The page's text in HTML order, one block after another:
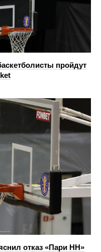
пройдут
отказ «Пари НН»